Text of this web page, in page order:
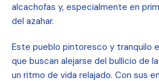
alcachofas y, especialmente en
del azahar.
Este pueblo pintoresco y tranquilo
que buscan alejarse del bullicio de
un ritmo de vida relajado. Con sus